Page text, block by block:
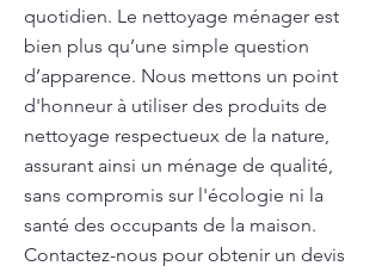
quotidien. Le nettoyage ménager est
bien plus qu’une simple question
d’apparence. Nous mettons un point
d'honneur à utiliser des produits de
nettoyage respectueux de la nature,
assurant ainsi un ménage de qualité,
sans compromis sur l'écologie ni la
santé des occupants de la maison.
Contactez-nous pour obtenir un devis